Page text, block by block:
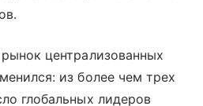
централизованных
из более чем трех
глобальных лидеров